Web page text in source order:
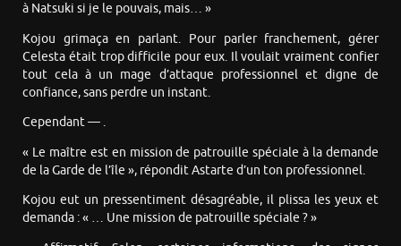
à Natsuki si je le pouvais, mais… »
Kojou grimaça en parlant. Pour parler franchement, gérer
Celesta était trop difficile pour eux. Il voulait vraiment confier
tout cela à un mage d’attaque professionnel et digne de
confiance, sans perdre un instant.
Cependant — .
« Le maître est en mission de patrouille spéciale à la demande
de la Garde de l’île », répondit Astarte d’un ton professionnel.
Kojou eut un pressentiment désagréable, il plissa les yeux et
demanda : « … Une mission de patrouille spéciale ? »